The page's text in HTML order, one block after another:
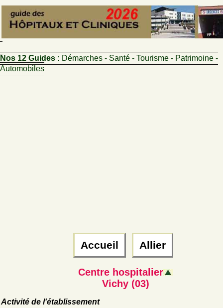
Nos 12 Guides : Démarches - Santé - Tourisme - Patrimoine -
Automobiles
Accueil Allier
Centre hospitalier
Vichy (03)
Activité de l'établissement